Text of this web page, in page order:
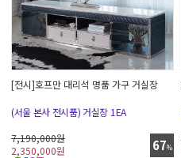
[전시]호프만 대리석 명품 가구 거실장
(서울 본사 전시품) 거실장 1EA
67%
7,190,000원
2,350,000원